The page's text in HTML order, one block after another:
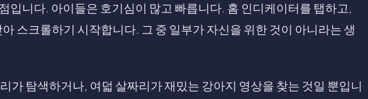
입니다. 아이들은 호기심이 많고 빠릅니다. 홈 인디케이터를 탭하고,
스크롤하기 시작합니다. 그 중 일부가 자신을 위한 것이 아니라는 생
가 탐색하거나, 여덟 살짜리가 재밌는 강아지 영상을 찾는 것일 뿐입니